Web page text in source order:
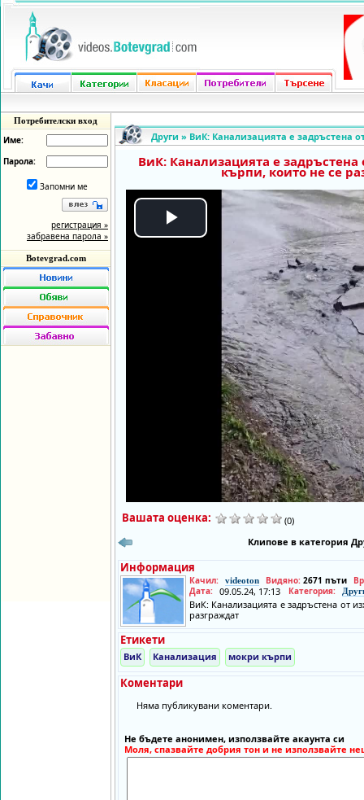
Потребителски вход
Име:
Парола:
Запомни ме
регистрация »
забравена парола »
Botevgrad.com
Други » ВиК: Канализацията е задръстена
ВиК: Канализацията е
кърпи, които не се
Play
Video
Вашата оценка:
(0)
Клипове в категория
Информация
Качил: videoton Видяно: 2671 пъти
Дата: 09.05.24, 17:13 Категория:
ВиК: Канализацията е задръстена от
разграждат
Етикети
ВиК Канализация мокри кърпи
Коментари
Няма публикувани коментари.
Не бъдете анонимен, използвайте акаунта си
Моля, спазвайте добрия тон и не използвайте